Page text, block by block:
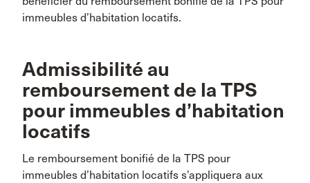
immeubles d’habitation locatifs.
Admissibilité au
remboursement de la TPS
pour immeubles d’habitation
locatifs
Le remboursement bonifié de la TPS pour
immeubles d’habitation locatifs s’appliquera aux